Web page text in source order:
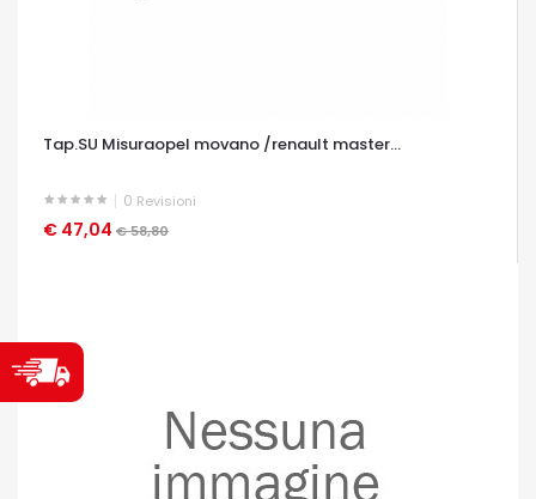
Tap.SU Misuraopel movano /renault master...
0 Revisioni
€ 47,04 € 58,80
OCCHIATA VELOCE